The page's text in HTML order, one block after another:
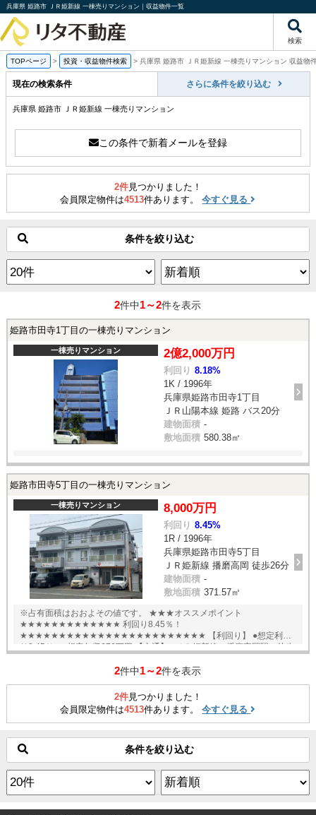
兵庫県 姫路市 ＪＲ姫新線 一棟売りマンション｜収益物件一覧
検索
TOPページ > 投資・収益物件検索 > 兵庫県 姫路市 ＪＲ姫新線 一棟売りマンション 収益物
現在の検索条件 さらに条件を絞り込む
兵庫県 姫路市 ＪＲ姫新線 一棟売りマンション
この条件で新着メールを登録
2件見つかりました！
会員限定物件は4513件あります。今すぐ見る
条件を絞り込む
2件中1～2件を表示
姫路市田寺1丁目の一棟売りマンション
一棟売りマンション 2億2,000万円
利回り 8.18%
1K / 1996年
兵庫県姫路市田寺1丁目
ＪＲ山陽本線 姫路 バス20分
建物面積 -
敷地面積 580.38㎡
姫路市田寺5丁目の一棟売りマンション
一棟売りマンション 8,000万円
利回り 8.45%
1R / 1996年
兵庫県姫路市田寺5丁目
ＪＲ姫新線 播磨高岡 徒歩26分
建物面積 -
敷地面積 371.57㎡
※占有面積はおおよその値です。 ★★★オススメポイント
★★★★★★★★★★★★★ 利回り8.45％！
★★★★★★★★★★★★★★★★★★★★★★★★ 【利回り】 ●想定利回
り8.45％ ●想定年収676万円 【交通】 ●ＪＲ姫新線 播磨高岡駅 徒歩
2件中1～2件を表示
2件見つかりました！
会員限定物件は4513件あります。今すぐ見る
条件を絞り込む